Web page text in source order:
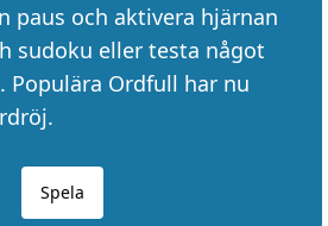
paus och aktivera hjärnan
sudoku eller testa något
Populära Ordfull har nu
Spela